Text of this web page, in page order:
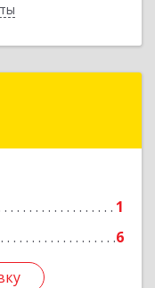
1
6
Подробнее